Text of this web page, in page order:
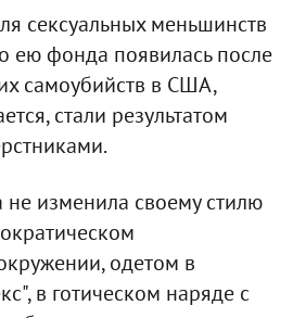
сексуальных меньшинств
ею фонда появилась после
самоубийств в США,
стали результатом
изменила своему стилю
одетом в
в готическом наряде с